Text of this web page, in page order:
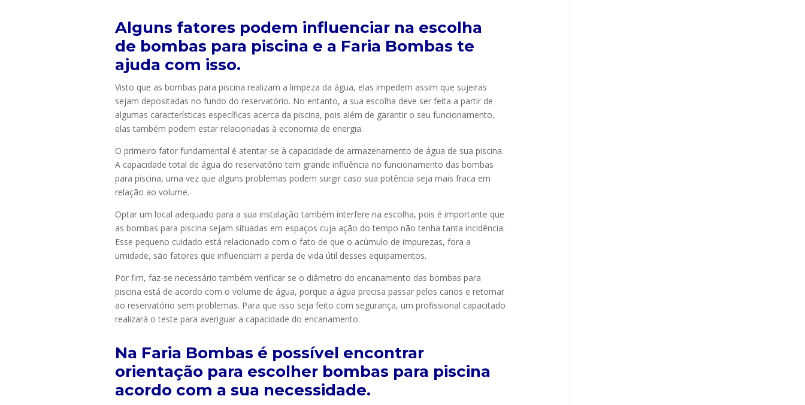
Alguns fatores podem influenciar na escolha
de bombas para piscina e a Faria Bombas te
ajuda com isso.
Visto que as bombas para piscina realizam a limpeza da água, elas impedem assim que sujeiras
sejam depositadas no fundo do reservatório. No entanto, a sua escolha deve ser feita a partir de
algumas características específicas acerca da piscina, pois além de garantir o seu funcionamento,
elas também podem estar relacionadas à economia de energia.
O primeiro fator fundamental é atentar-se à capacidade de armazenamento de água de sua piscina.
A capacidade total de água do reservatório tem grande influência no funcionamento das bombas
para piscina, uma vez que alguns problemas podem surgir caso sua potência seja mais fraca em
relação ao volume.
Optar um local adequado para a sua instalação também interfere na escolha, pois é importante que
as bombas para piscina sejam situadas em espaços cuja ação do tempo não tenha tanta incidência.
Esse pequeno cuidado está relacionado com o fato de que o acúmulo de impurezas, fora a
umidade, são fatores que influenciam a perda de vida útil desses equipamentos.
Por fim, faz-se necessário também verificar se o diâmetro do encanamento das bombas para
piscina está de acordo com o volume de água, porque a água precisa passar pelos canos e retornar
ao reservatório sem problemas. Para que isso seja feito com segurança, um profissional capacitado
realizará o teste para averiguar a capacidade do encanamento.
Na Faria Bombas é possível encontrar
orientação para escolher bombas para piscina
acordo com a sua necessidade.